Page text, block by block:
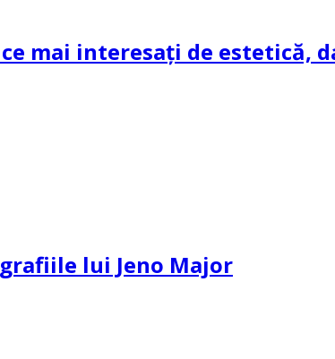
mai interesați de estetică,
lui Jeno Major